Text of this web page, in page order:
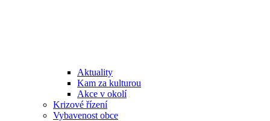
Aktuality
Kam za kulturou
Akce v okolí
Krizové řízení
Vybavenost obce